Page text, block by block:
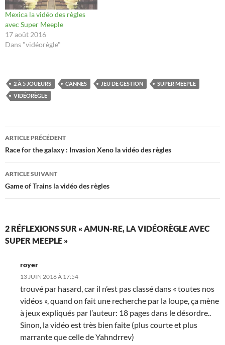
Mexica la vidéo des règles
avec Super Meeple
17 août 2016
Dans "vidéorègle"
2 À 5 JOUEURS CANNES JEU DE GESTION
SUPER MEEPLE
VIDÉORÈGLE
Navigation
des
articles
ARTICLE PRÉCÉDENT
Race for the galaxy : Invasion Xeno la vidéo des règles
ARTICLE SUIVANT
Game of Trains la vidéo des règles
2 RÉFLEXIONS SUR « AMUN-RE, LA VIDÉORÈGLE AVEC
SUPER MEEPLE »
royer
13 JUIN 2016 À 17:54
trouvé par hasard, car il n’est pas classé dans « toutes nos
vidéos », quand on fait une recherche par la loupe, ça mène
à jeux expliqués par l’auteur: 18 pages dans le désordre..
Sinon, la vidéo est très bien faite (plus courte et plus
marrante que celle de Yahndrrev)